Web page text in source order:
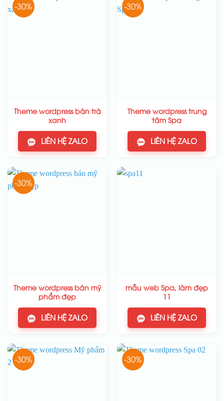
-30%
Theme wordpress bán trà
xanh
LIÊN HỆ ZALO
-30%
Theme wordpress trung
tâm Spa
LIÊN HỆ ZALO
-30%
Theme wordpress bán mỹ
phẩm đẹp
LIÊN HỆ ZALO
mẫu web Spa, làm đẹp
11
LIÊN HỆ ZALO
-30% -30%